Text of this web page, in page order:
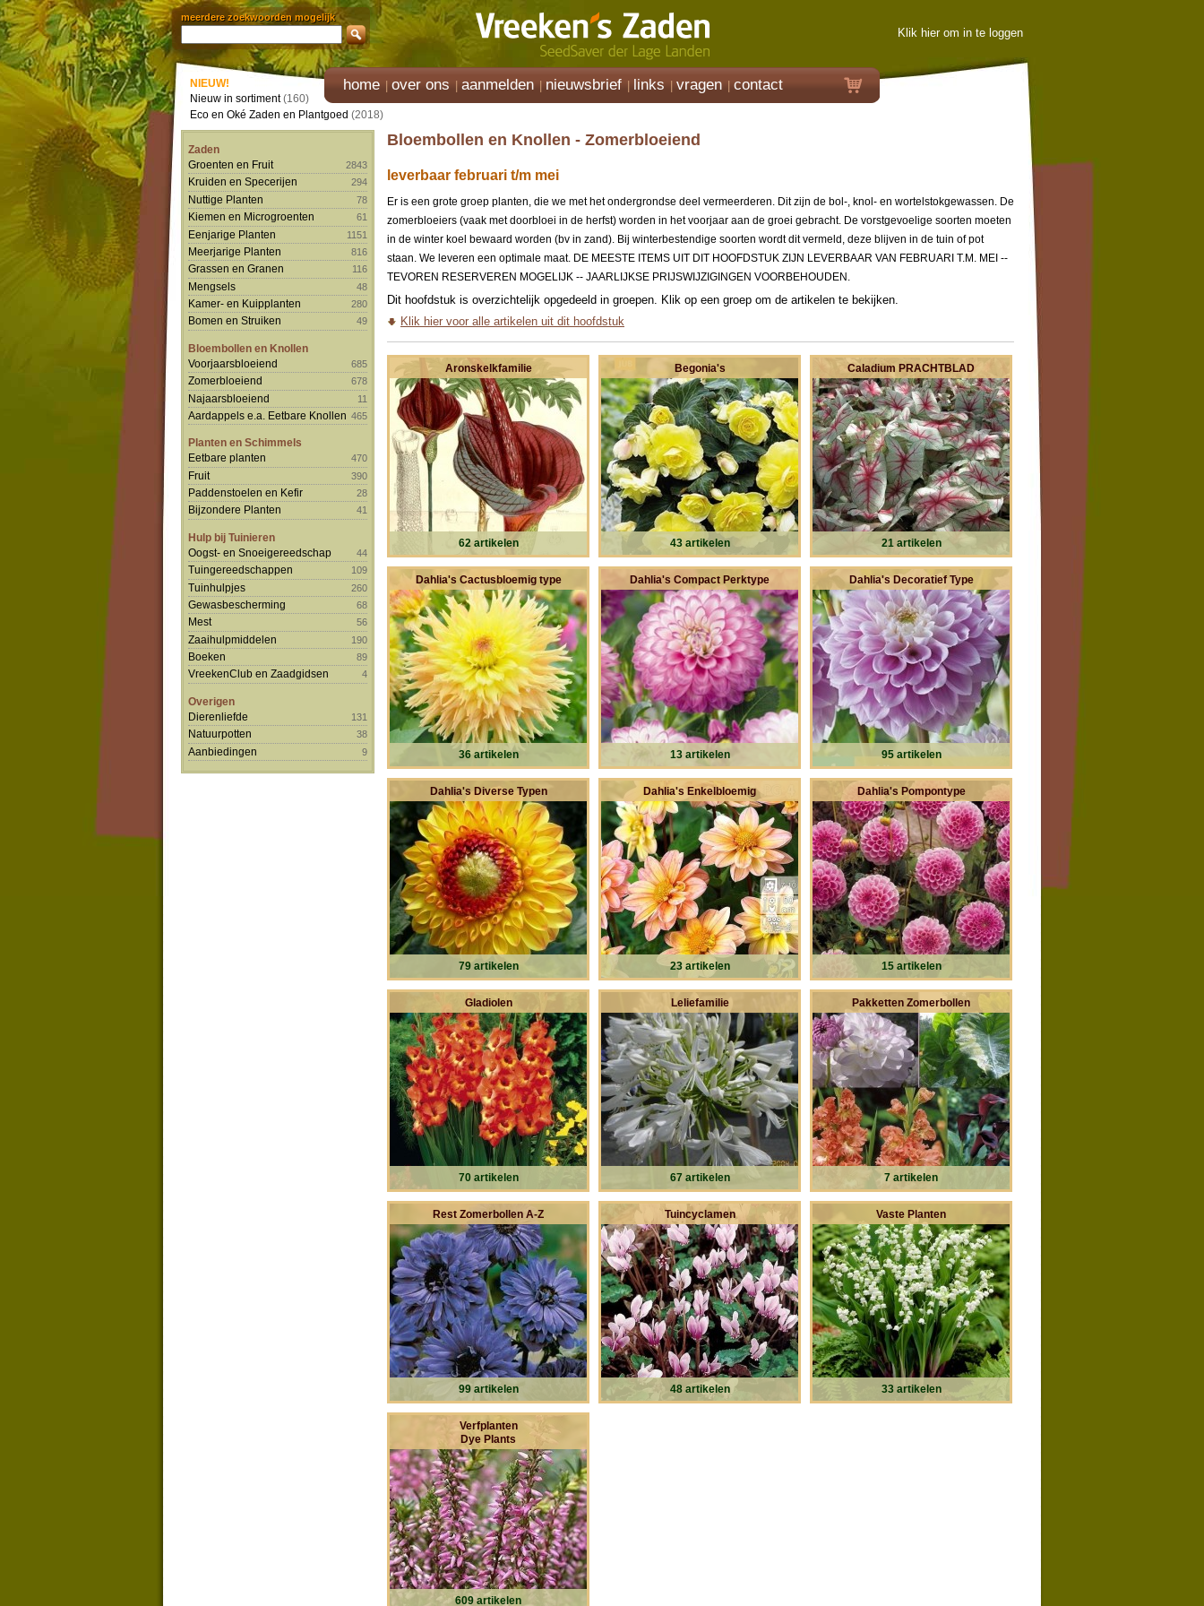
meerdere zoekwoorden mogelijk
Klik hier om in te loggen
home over ons aanmelden nieuwsbrief links vragen contact
NIEUW!
Nieuw in sortiment(160)
Eco en Oké Zaden en Plantgoed (2018)
Zaden
Groenten en Fruit
2843
Kruiden en Specerijen 294
Nuttige Planten 78
Kiemen en Microgroenten 61
Eenjarige Planten 1151
Meerjarige Planten 816
Grassen en Granen 116
Mengsels 48
Kamer- en Kuipplanten 280
Bomen en Struiken 49
Bloembollen en Knollen
Voorjaarsbloeiend
685
Zomerbloeiend 678
Najaarsbloeiend 11
Aardappels e.a. Eetbare Knollen 465
Planten en Schimmels
Eetbare planten
470
Fruit 390
Paddenstoelen en Kefir 28
Bijzondere Planten 41
Hulp bij Tuinieren
Oogst- en Snoeigereedschap
44
Tuingereedschappen 109
Tuinhulpjes 260
Gewasbescherming 68
Mest 56
Zaaihulpmiddelen 190
Boeken 89
VreekenClub en Zaadgidsen 4
Overigen
Dierenliefde
131
Natuurpotten 38
Aanbiedingen 9
Bloembollen en Knollen - Zomerbloeiend
leverbaar februari t/m mei
Er is een grote groep planten, die we met het ondergrondse deel vermeerderen. Dit zijn de bol-, knol- en wortelstokgewassen. De
zomerbloeiers (vaak met doorbloei in de herfst) worden in het voorjaar aan de groei gebracht. De vorstgevoelige soorten moeten
in de winter koel bewaard worden (bv in zand). Bij winterbestendige soorten wordt dit vermeld, deze blijven in de tuin of pot
staan. We leveren een optimale maat. DE MEESTE ITEMS UIT DIT HOOFDSTUK ZIJN LEVERBAAR VAN FEBRUARI T.M. MEI --
TEVOREN RESERVEREN MOGELIJK -- JAARLIJKSE PRIJSWIJZIGINGEN VOORBEHOUDEN.
Dit hoofdstuk is overzichtelijk opgedeeld in groepen. Klik op een groep om de artikelen te bekijken.
Klik hier voor alle artikelen uit dit hoofdstuk
Aronskelkfamilie
62 artikelen
Begonia's
43 artikelen
Caladium PRACHTBLAD
21 artikelen
Dahlia's Cactusbloemig type
36 artikelen
Dahlia's Compact Perktype
13 artikelen
Dahlia's Decoratief Type
95 artikelen
Dahlia's Diverse Typen
79 artikelen
Dahlia's Enkelbloemig
23 artikelen
Dahlia's Pompontype
15 artikelen
Gladiolen
70 artikelen
Leliefamilie
67 artikelen
Pakketten Zomerbollen
7 artikelen
Rest Zomerbollen A-Z
99 artikelen
Tuincyclamen
48 artikelen
Vaste Planten
33 artikelen
Verfplanten
Dye Plants
609 artikelen